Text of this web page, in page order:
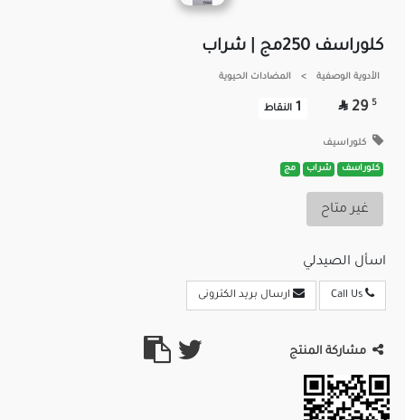
كلوراسف 250مج | شراب
الأدوية الوصفية > المضادات الحيوية
5
29

1 النقاط
كلوراسيف
كلوراسف شراب مج
غير متاح
اسأل الصيدلي
ارسال بريد الكترونى
مشاركة المنتج